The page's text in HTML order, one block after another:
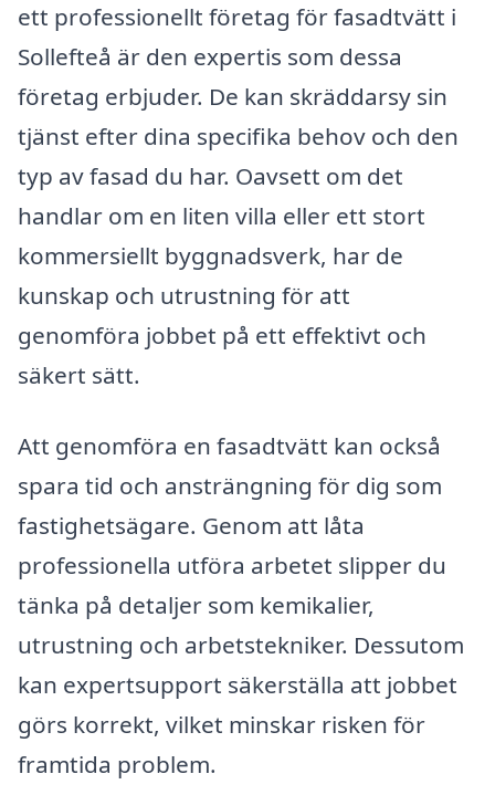
ett professionellt företag för fasadtvätt i
Sollefteå är den expertis som dessa
företag erbjuder. De kan skräddarsy sin
tjänst efter dina specifika behov och den
typ av fasad du har. Oavsett om det
handlar om en liten villa eller ett stort
kommersiellt byggnadsverk, har de
kunskap och utrustning för att
genomföra jobbet på ett effektivt och
säkert sätt.
Att genomföra en fasadtvätt kan också
spara tid och ansträngning för dig som
fastighetsägare. Genom att låta
professionella utföra arbetet slipper du
tänka på detaljer som kemikalier,
utrustning och arbetstekniker. Dessutom
kan expertsupport säkerställa att jobbet
görs korrekt, vilket minskar risken för
framtida problem.